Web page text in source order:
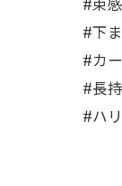
#束感
#下
#カ
#長
#ハ